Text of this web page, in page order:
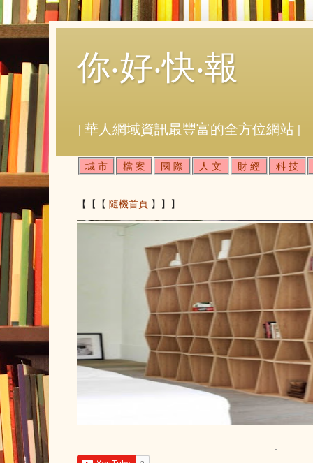
你‧好‧快‧報
| 華人網域資訊最豐富的全方位網站 |
城 市 檔 案 國 際 人 文 財 經 科 技
【【【 隨機首頁 】】】